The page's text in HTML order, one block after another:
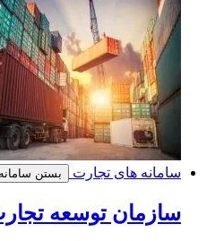
سامانه های تجارت بستن
سازمان توسعه